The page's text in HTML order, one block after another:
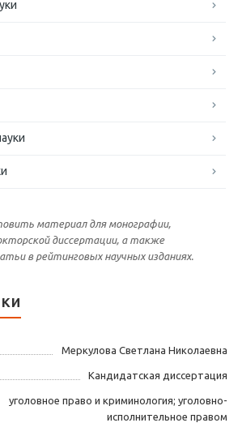
материал для монографии,
диссертации, а также
в рейтинговых научных изданиях.
Меркулова Светлана Николаевна
Кандидатская диссертация
уголовное право и криминология; уголовно-
исполнительное правом